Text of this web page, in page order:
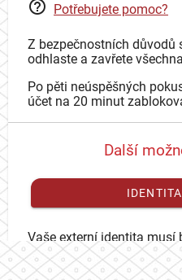
Potřebujete pomoc?
Z bezpečnostních důvodů
odhlaste a zavřete
Po pěti neúspěšných
účet na 20 minut
Další
Vaše externí identita musí
se mohli přihlásit ke